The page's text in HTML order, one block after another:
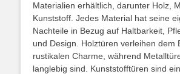
Materialien erhältlich, darunter Holz,
Kunststoff. Jedes Material hat seine
Nachteile in Bezug auf Haltbarkeit,
und Design. Holztüren verleihen dem
rustikalen Charme, während
langlebig sind. Kunststofftüren sind